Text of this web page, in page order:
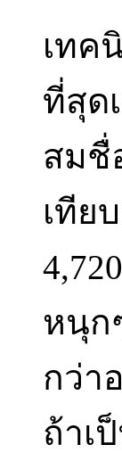
เทค
ที่สุด
สมชื่
เทีย
หนุก
กว่า
ถ้าเ